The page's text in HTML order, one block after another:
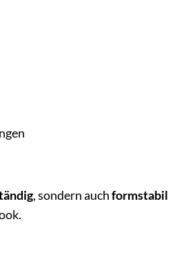
, sondern auchformstabil